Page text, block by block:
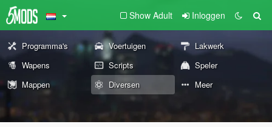
Show Adult Inloggen
Programma's Voertuigen
Lakwerk
Wapens
Scripts
Speler
Mappen
Diversen Meer